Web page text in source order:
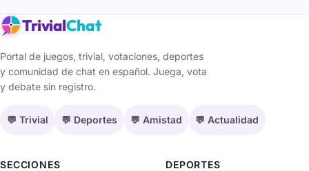
TrivialChat
Portal de juegos, trivial, votaciones, deportes
y comunidad de chat en español. Juega, vota
y debate sin registro.
💬 Trivial 💬 Deportes 💬 Amistad 💬 Actualidad
SECCIONES
DEPORTES